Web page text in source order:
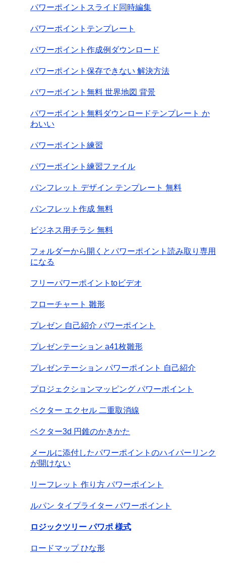
パワーポイントスライド同時編集
パワーポイントテンプレート
パワーポイント作成例ダウンロード
パワーポイント保存できない 解決方法
パワーポイント無料 世界地図 背景
パワーポイント無料ダウンロードテンプレート か
わいい
パワーポイント練習
パワーポイント練習ファイル
パンフレット デザイン テンプレート 無料
パンフレット作成 無料
ビジネス用チラシ 無料
フォルダーから開くとパワーポイント読み取り専用
になる
フリーパワーポイントtoビデオ
フローチャート 雛形
プレゼン 自己紹介 パワーポイント
プレゼンテーション a41枚雛形
プレゼンテーション パワーポイント 自己紹介
プロジェクションマッピング パワーポイント
ベクター エクセル 二重取消線
ベクター3d 円錐のかきかた
メールに添付したパワーポイントのハイパーリンク
が開けない
リーフレット 作り方 パワーポイント
ルパン タイプライター パワーポイント
ロジックツリー パワポ 様式
ロードマップ ひな形